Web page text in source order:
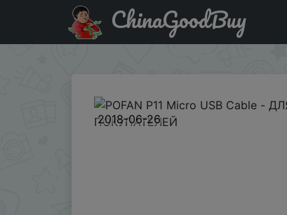
Купити по знижці NEWGBmidyear18614RU1
ChinaGoodBuy
2018-06-26